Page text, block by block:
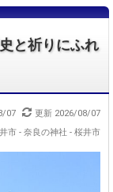
と祈りにふれ
07
更新 2026/08/07
市 - 奈良の神社 - 桜井市